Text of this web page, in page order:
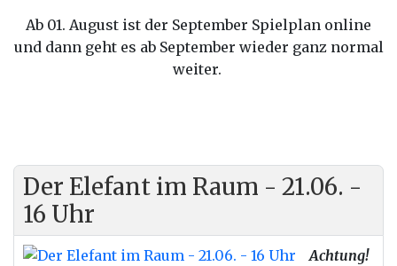
Ab 01. August ist der September Spielplan online
und dann geht es ab September wieder ganz normal
weiter.
Der Elefant im Raum - 21.06. -
16 Uhr
Achtung!